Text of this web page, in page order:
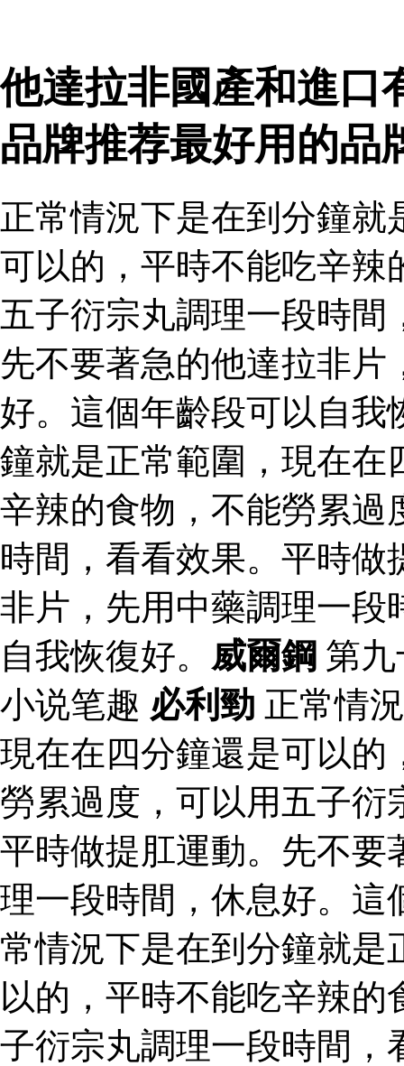
他達拉非國產和進口
品牌推荐最好用的品
正常情況下是在到分鐘
可以的，平時不能吃辛辣
五子衍宗丸調理一段時
先不要著急的他達拉非
好。這個年齡段可以自我
鐘就是正常範圍，現在在
辛辣的食物，不能勞累過
時間，看看效果。平時
非片，先用中藥調理一段
自我恢復好。 威爾鋼 第
小说笔趣 必利勁 正常情
現在在四分鐘還是可以的
勞累過度，可以用五子衍
平時做提肛運動。先不要
理一段時間，休息好。這
常情況下是在到分鐘就是
以的，平時不能吃辛辣
子衍宗丸調理一段時間，